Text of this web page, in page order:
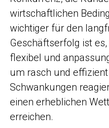
wirtschaftlichen
wichtiger für den
Geschäftserfolg ist
flexibel und
um rasch und
Schwankungen
einen erheblichen
erreichen.